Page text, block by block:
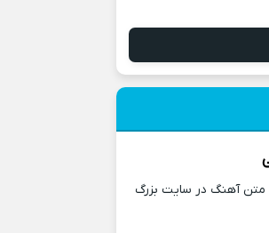
متن آهنگ در سایت بزرگ